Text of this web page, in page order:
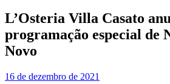
L’Osteria Villa Casato
programação especial de
Novo
16 de dezembro de 2021